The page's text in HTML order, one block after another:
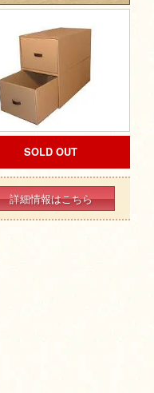
SOLD OUT
詳細情報はこちら